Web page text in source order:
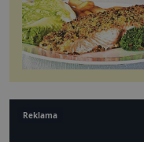
Reklama